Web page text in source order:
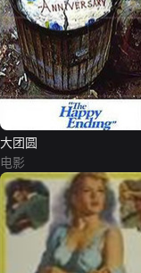
大团圆
电影